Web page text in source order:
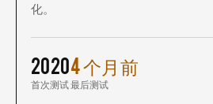
化。
2020
首次测试
4 个月前
最后测试